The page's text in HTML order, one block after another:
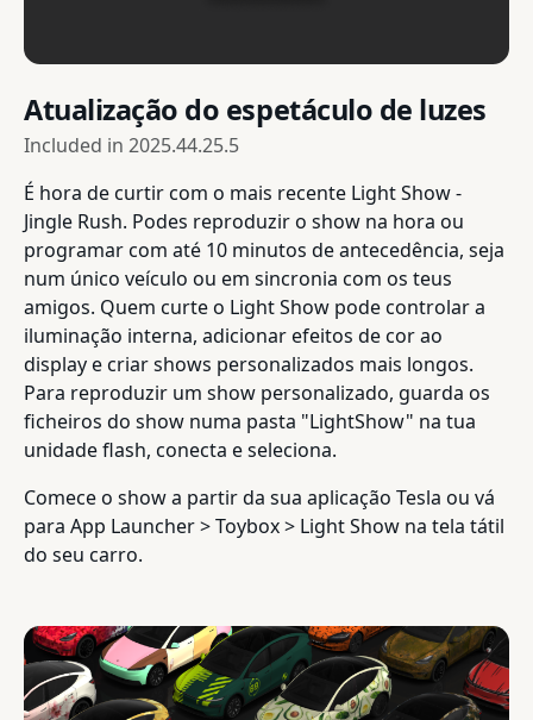
Atualização do espetáculo de luzes
Included in 2025.44.25.5
É hora de curtir com o mais recente Light Show -
Jingle Rush. Podes reproduzir o show na hora ou
programar com até 10 minutos de antecedência, seja
num único veículo ou em sincronia com os teus
amigos. Quem curte o Light Show pode controlar a
iluminação interna, adicionar efeitos de cor ao
display e criar shows personalizados mais longos.
Para reproduzir um show personalizado, guarda os
ficheiros do show numa pasta "LightShow" na tua
unidade flash, conecta e seleciona.
Comece o show a partir da sua aplicação Tesla ou vá
para App Launcher > Toybox > Light Show na tela tátil
do seu carro.